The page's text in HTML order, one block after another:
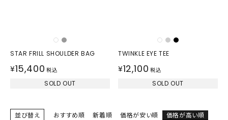
STAR FRILL SHOULDER BAG
¥15,400 税込
SOLD OUT
TWINKLE EYE TEE
¥12,100 税込
SOLD OUT
並び替え おすすめ順 新着順 価格が安い順 価格が高い順